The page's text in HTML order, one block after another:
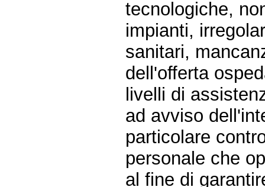
tecnologiche,
impianti,
sanitari,
dell'offerta
livelli di
ad avviso
particolare
personale che
al fine di